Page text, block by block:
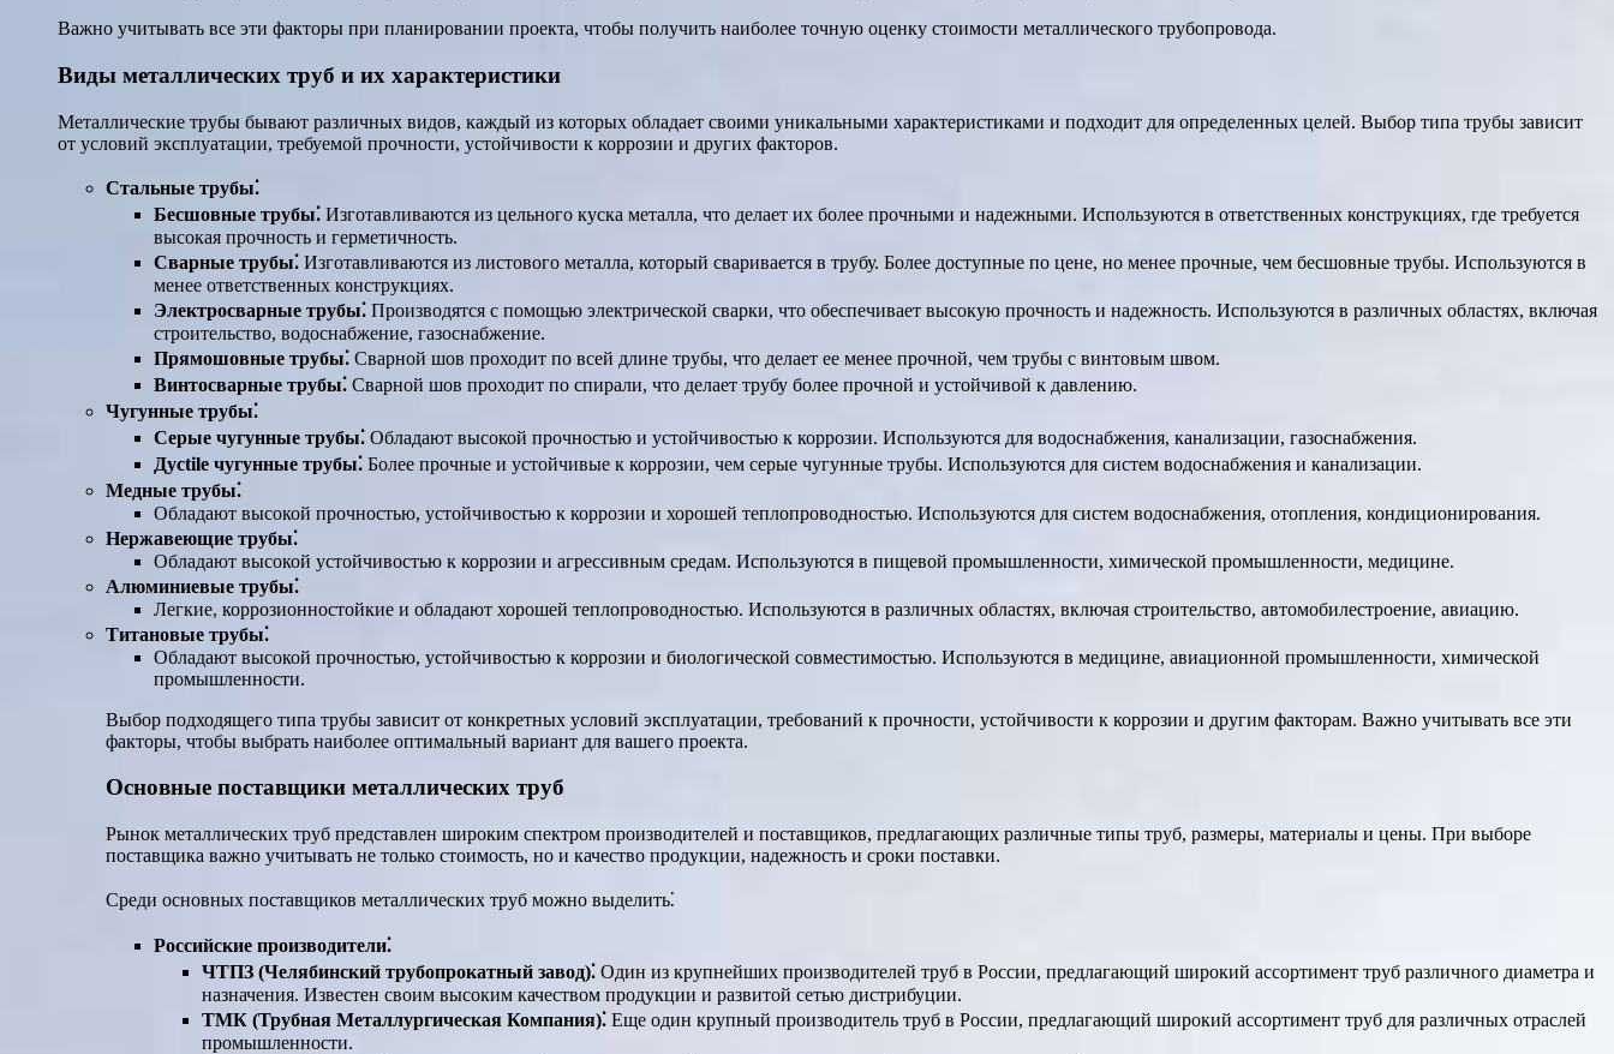
Важно учитывать все эти факторы при планировании проекта, чтобы получить наиболее точную оценку стоимости металлического трубопровода.
Виды металлических труб и их характеристики
Металлические трубы бывают различных видов, каждый из которых обладает своими уникальными характеристиками и подходит для определенных целей. Выбор типа трубы зависит
от условий эксплуатации, требуемой прочности, устойчивости к коррозии и других факторов.
Стальные трубы⁚
Бесшовные трубы⁚ Изготавливаются из цельного куска металла, что делает их более прочными и надежными. Используются в ответственных конструкциях, где требуется
высокая прочность и герметичность.
Сварные трубы⁚ Изготавливаются из листового металла, который сваривается в трубу. Более доступные по цене, но менее прочные, чем бесшовные трубы. Используются в
менее ответственных конструкциях.
Электросварные трубы⁚ Производятся с помощью электрической сварки, что обеспечивает высокую прочность и надежность. Используются в различных областях, включая
строительство, водоснабжение, газоснабжение.
Прямошовные трубы⁚ Сварной шов проходит по всей длине трубы, что делает ее менее прочной, чем трубы с винтовым швом.
Винтосварные трубы⁚ Сварной шов проходит по спирали, что делает трубу более прочной и устойчивой к давлению.
Чугунные трубы⁚
Серые чугунные трубы⁚ Обладают высокой прочностью и устойчивостью к коррозии. Используются для водоснабжения, канализации, газоснабжения.
Дуctile чугунные трубы⁚ Более прочные и устойчивые к коррозии, чем серые чугунные трубы. Используются для систем водоснабжения и канализации.
Медные трубы⁚
Обладают высокой прочностью, устойчивостью к коррозии и хорошей теплопроводностью. Используются для систем водоснабжения, отопления, кондиционирования.
Нержавеющие трубы⁚
Обладают высокой устойчивостью к коррозии и агрессивным средам. Используются в пищевой промышленности, химической промышленности, медицине.
Алюминиевые трубы⁚
Легкие, коррозионностойкие и обладают хорошей теплопроводностью. Используются в различных областях, включая строительство, автомобилестроение, авиацию.
Титановые трубы⁚
Обладают высокой прочностью, устойчивостью к коррозии и биологической совместимостью. Используются в медицине, авиационной промышленности, химической
промышленности.
Выбор подходящего типа трубы зависит от конкретных условий эксплуатации, требований к прочности, устойчивости к коррозии и другим факторам. Важно учитывать все эти
факторы, чтобы выбрать наиболее оптимальный вариант для вашего проекта.
Основные поставщики металлических труб
Рынок металлических труб представлен широким спектром производителей и поставщиков, предлагающих различные типы труб, размеры, материалы и цены. При выборе
поставщика важно учитывать не только стоимость, но и качество продукции, надежность и сроки поставки.
Среди основных поставщиков металлических труб можно выделить⁚
Российские производители⁚
ЧТПЗ (Челябинский трубопрокатный завод)⁚ Один из крупнейших производителей труб в России, предлагающий широкий ассортимент труб различного диаметра и
назначения. Известен своим высоким качеством продукции и развитой сетью дистрибуции.
ТМК (Трубная Металлургическая Компания)⁚ Еще один крупный производитель труб в России, предлагающий широкий ассортимент труб для различных отраслей
промышленности.